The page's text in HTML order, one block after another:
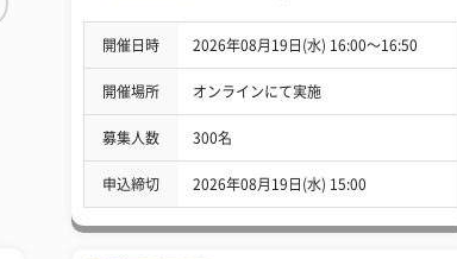
開催日時 2026年08月19日(水) 16:00〜16:50
開催場所 オンラインにて実施
募集人数 300名
申込締切 2026年08月19日(水) 15:00